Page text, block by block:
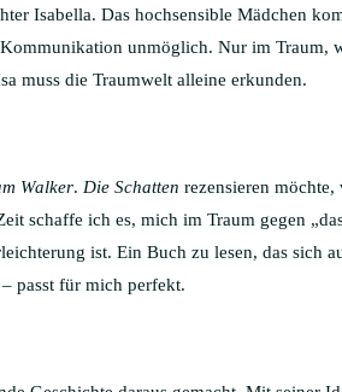
Isabella. Das hochsensible Mädchen
unmöglich. Nur im Traum,
muss die Traumwelt alleine erkunden.
Walker. Die Schatten rezensieren
schaffe ich es, mich im Traum gegen
ist. Ein Buch zu lesen, das sich
passt für mich perfekt.